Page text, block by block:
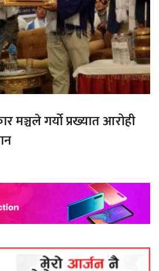
मञ्चले गर्यो प्रख्यात आरोही